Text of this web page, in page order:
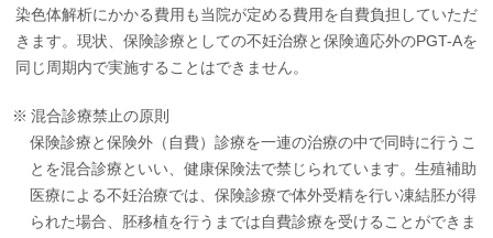
染色体解析にかかる費用も当院が定める費用を自費負担していただ
きます。現状、保険診療としての不妊治療と保険適応外のPGT-Aを
同じ周期内で実施することはできません。
混合診療禁止の原則
保険診療と保険外（自費）診療を一連の治療の中で同時に行うこ
とを混合診療といい、健康保険法で禁じられています。生殖補助
医療による不妊治療では、保険診療で体外受精を行い凍結胚が得
られた場合、胚移植を行うまでは自費診療を受けることができま